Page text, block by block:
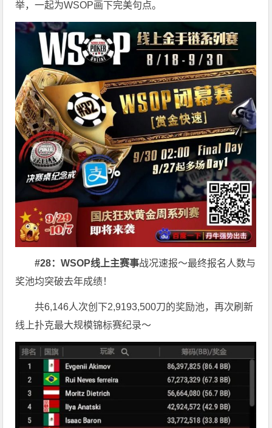
举，一起为WSOP画下完美句点。
#28：WSOP线上主赛事战况速报～最终报名人数与
奖池均突破去年成绩！
共6,146人次创下2,9193,500刀的奖励池，再次刷新
线上扑克最大规模锦标赛纪录～